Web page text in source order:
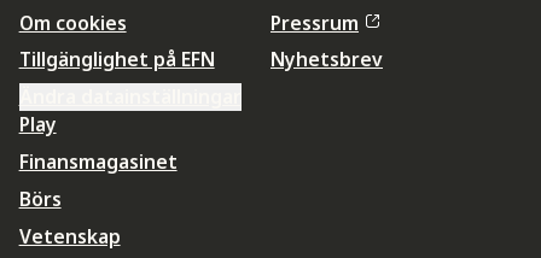
Om cookies
Tillgänglighet på EFN
Pressrum
Nyhetsbrev
Play
Finansmagasinet
Börs
Vetenskap